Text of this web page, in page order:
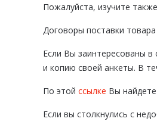
Пожалуйста, изучите
Договоры поставки
Если Вы заинтересованы
и копию своей анкеты. В
По этой ссылке Вы
Если вы столкнулись с